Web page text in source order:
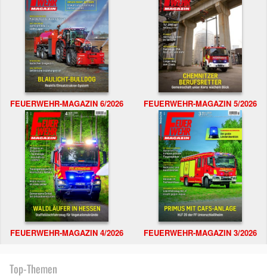
FEUERWEHR-MAGAZIN 6/2026 FEUERWEHR-MAGAZIN 5/2026
FEUERWEHR-MAGAZIN 4/2026 FEUERWEHR-MAGAZIN 3/2026
Top-Themen